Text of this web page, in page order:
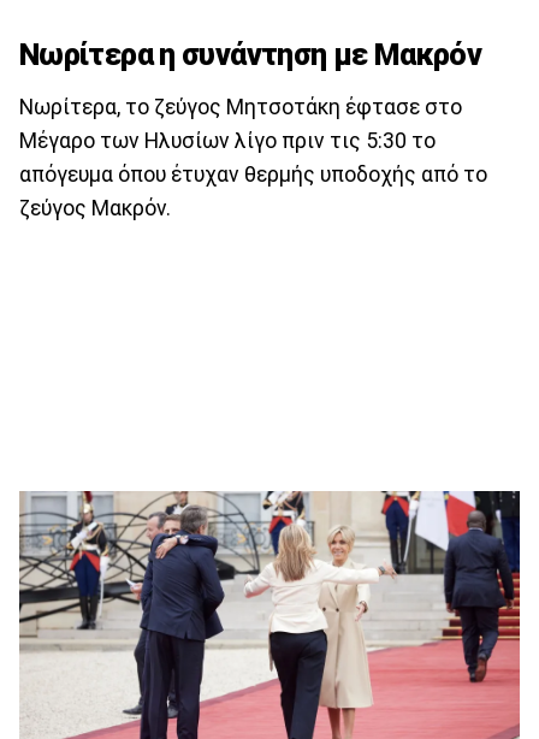
Νωρίτερα η συνάντηση με Μακρόν
Νωρίτερα, το ζεύγος Μητσοτάκη έφτασε στο
Μέγαρο των Ηλυσίων λίγο πριν τις 5:30 το
απόγευμα όπου έτυχαν θερμής υποδοχής από το
ζεύγος Μακρόν.